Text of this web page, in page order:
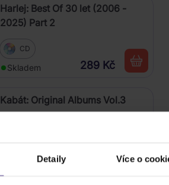
Detaily Více o
Harlej: Best Of 30 let (2006 -
2025) Part 2
CD
Skladem 289 Kč
Kabát: Original Albums Vol.3
Skladem